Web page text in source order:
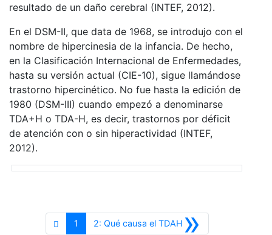
resultado de un daño cerebral (INTEF, 2012).
En el DSM-II, que data de 1968, se introdujo con el
nombre de hipercinesia de la infancia. De hecho,
en la Clasificación Internacional de Enfermedades,
hasta su versión actual (CIE-10), sigue llamándose
trastorno hipercinético. No fue hasta la edición de
1980 (DSM-III) cuando empezó a denominarse
TDA+H o TDA-H, es decir, trastornos por déficit
de atención con o sin hiperactividad (INTEF,
2012).
1 »
2: Qué causa el TDAHSiguiente